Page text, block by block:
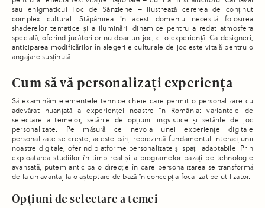
sau enigmaticul Foc de Sânziene – ilustrează cererea de conținut
complex cultural. Stăpânirea în acest domeniu necesită folosirea
shaderelor tematice și a iluminării dinamice pentru a redat atmosfera
specială, oferind jucătorilor nu doar un joc, ci o experiență. Ca designeri,
anticiparea modificărilor în alegerile culturale de joc este vitală pentru o
angajare susținută.
Cum să vă personalizați experiența
Să examinăm elementele tehnice cheie care permit o personalizare cu
adevărat nuanțată a experienței noastre în România: variantele de
selectare a temelor, setările de opțiuni lingvistice și setările de joc
personalizate. Pe măsură ce nevoia unei experiențe digitale
personalizate se crește, aceste părți reprezintă fundamentul interacțiunii
noastre digitale, oferind platforme personalizate și spații adaptabile. Prin
exploatarea studiilor în timp real și a programelor bazați pe tehnologie
avansată, putem anticipa o direcție în care personalizarea se transformă
de la un avantaj la o așteptare de bază în concepția focalizat pe utilizator.
Opțiuni de selectare a temei